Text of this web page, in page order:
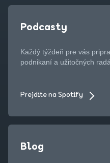
Podcasty
Každý týždeň pre vás
podnikaní a užitočných
Prejdite na Spotify
Blog